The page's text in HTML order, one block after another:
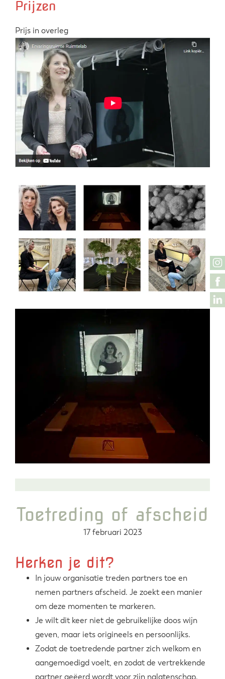
Prijzen
Prijs in overleg
Toetreding of afscheid
17 februari 2023
Herken je dit?
In jouw organisatie treden partners toe en
nemen partners afscheid. Je zoekt een manier
om deze momenten te markeren.
Je wilt dit keer niet de gebruikelijke doos wijn
geven, maar iets origineels en persoonlijks.
Zodat de toetredende partner zich welkom en
aangemoedigd voelt, en zodat de vertrekkende
partner geëerd wordt voor zijn nalatenschap.